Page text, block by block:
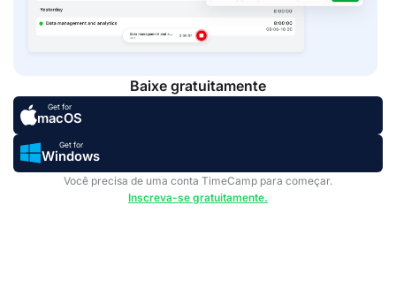
Baixe gratuitamente
Get for
macOS
Get for
Windows
Você precisa de uma conta TimeCamp para começar.
Inscreva-se gratuitamente.